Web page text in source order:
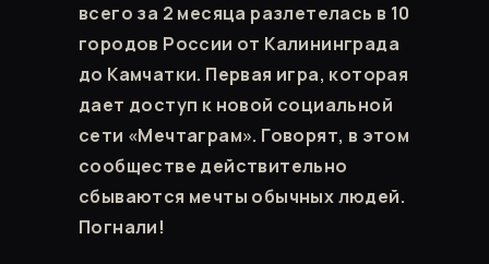
всего за 2 месяца разлетелась в 10
городов России от Калининграда
до Камчатки. Первая игра, которая
дает доступ к новой социальной
сети «Мечтаграм». Говорят, в этом
сообществе действительно
сбываются мечты обычных людей.
Погнали!